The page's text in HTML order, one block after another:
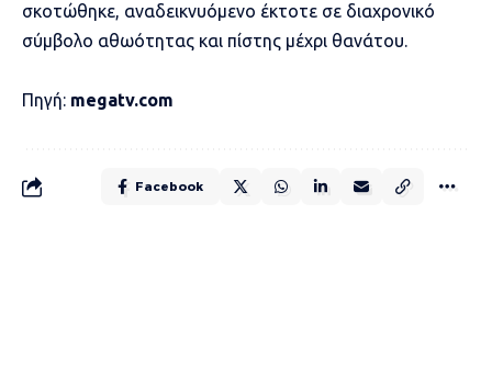
σκοτώθηκε, αναδεικνυόμενο έκτοτε σε διαχρονικό
σύμβολο αθωότητας και πίστης μέχρι θανάτου.
Πηγή: megatv.com
Facebook